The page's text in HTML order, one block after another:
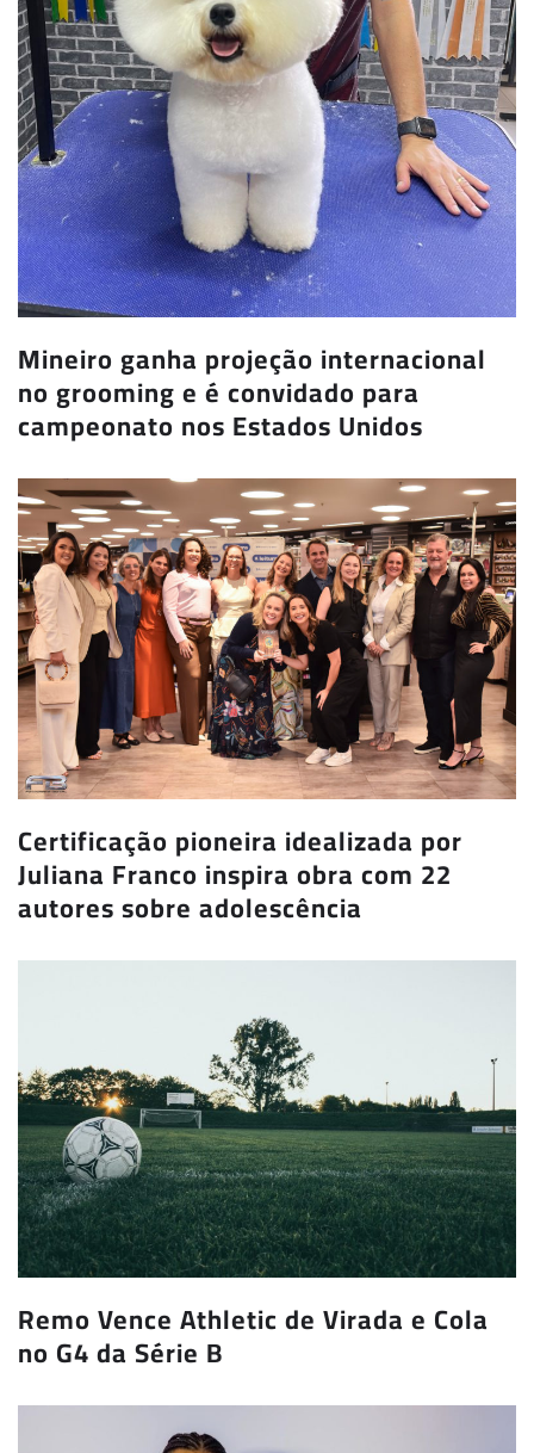
Mineiro ganha projeção internacional
no grooming e é convidado para
campeonato nos Estados Unidos
Certificação pioneira idealizada por
Juliana Franco inspira obra com 22
autores sobre adolescência
Remo Vence Athletic de Virada e Cola
no G4 da Série B